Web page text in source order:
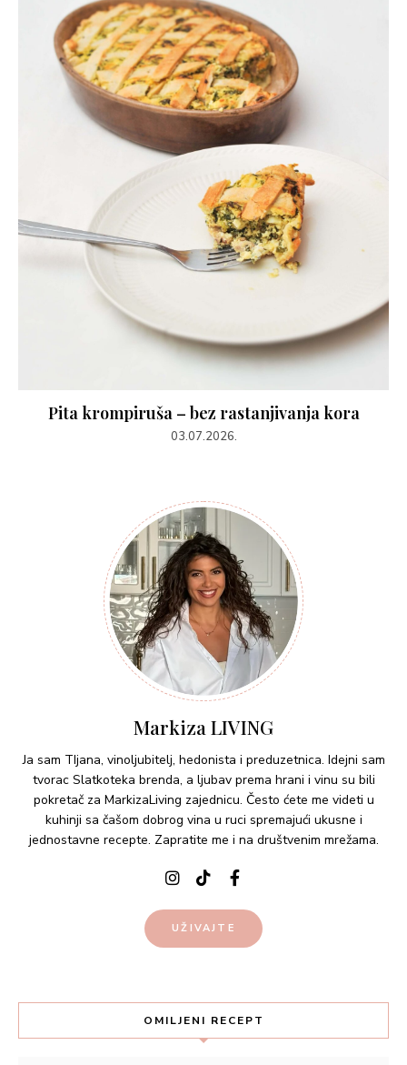
Pita krompiruša – bez rastanjivanja kora
03.07.2026.
Markiza LIVING
Ja sam TIjana, vinoljubitelj, hedonista i preduzetnica. Idejni sam
tvorac Slatkoteka brenda, a ljubav prema hrani i vinu su bili
pokretač za MarkizaLiving zajednicu. Često ćete me videti u
kuhinji sa čašom dobrog vina u ruci spremajući ukusne i
jednostavne recepte. Zapratite me i na društvenim mrežama.
UŽIVAJTE
OMILJENI RECEPT